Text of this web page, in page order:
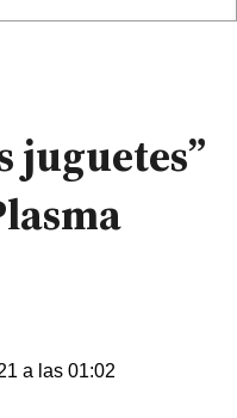
juguetes”
a las 01:02